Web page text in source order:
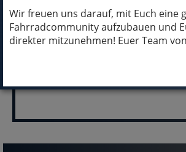
Wir freuen uns darauf, mit Euch eine
Fahrradcommunity aufzubauen und
direkter mitzunehmen! Euer Team von
pro Stück (inkl. MwSt.)
10.000,00 EUR